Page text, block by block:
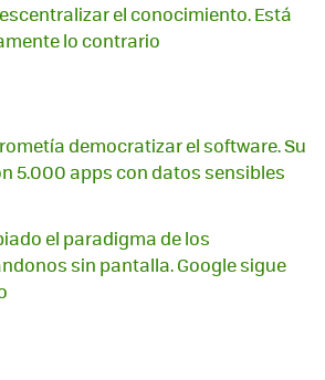
el conocimiento. Está
lo contrario
democratizar el software. Su
5.000 apps con datos sensibles
el paradigma de los
sin pantalla. Google sigue